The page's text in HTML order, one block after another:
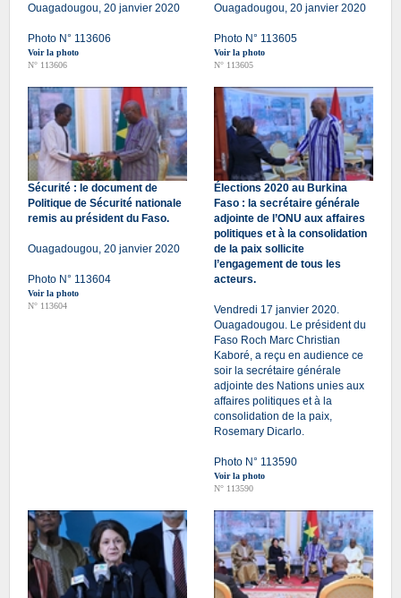
Ouagadougou, 20 janvier 2020
Photo N° 113606
Voir la photo
N° 113606
Ouagadougou, 20 janvier 2020
Photo N° 113605
Voir la photo
N° 113605
Sécurité : le document de
Politique de Sécurité nationale
remis au président du Faso.
Ouagadougou, 20 janvier 2020
Photo N° 113604
Voir la photo
N° 113604
Élections 2020 au Burkina
Faso : la secrétaire générale
adjointe de l’ONU aux affaires
politiques et à la consolidation
de la paix sollicite
l’engagement de tous les
acteurs.
Vendredi 17 janvier 2020.
Ouagadougou. Le président du
Faso Roch Marc Christian
Kaboré, a reçu en audience ce
soir la secrétaire générale
adjointe des Nations unies aux
affaires politiques et à la
consolidation de la paix,
Rosemary Dicarlo.
Photo N° 113590
Voir la photo
N° 113590